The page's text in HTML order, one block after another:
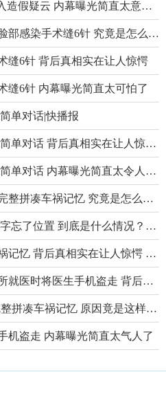
内幕曝光简直太意外了-天天看热讯
染手术缝6针 究竟是怎么回事？
缝6针 背后真相实在让人惊愕
缝6针 内幕曝光简直太可怕了
单对话|快播报
话 背后真相实在让人惊愕-报资讯
对话 内幕曝光简直太令人后怕了
凑车祸记忆 究竟是怎么回事？
位置 到底是什么情况？-当前头条
背后真相实在让人惊愕 天天头条
将医生手机盗走 背后真相实在太可恶了
车祸记忆 原因竟是这样简直太悲剧
机盗走 内幕曝光简直太气人了